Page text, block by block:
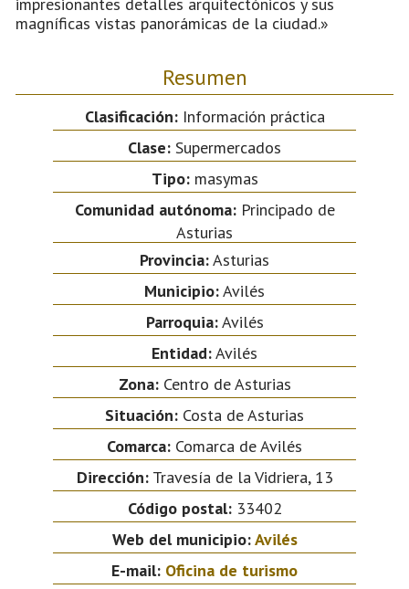
magníficas vistas panorámicas de la ciudad.»
Resumen
Clasificación:Información práctica
Clase: Supermercados
Tipo:masymas
Comunidad autónoma:Principado de
Asturias
Provincia:Asturias
Municipio:Avilés
Parroquia:Avilés
Entidad:Avilés
Zona:Centro de Asturias
Situación: Costa de Asturias
Comarca: Comarca de Avilés
Dirección:Travesía de la Vidriera, 13
Código postal:33402
Web del municipio:Avilés
E-mail: Oficina de turismo